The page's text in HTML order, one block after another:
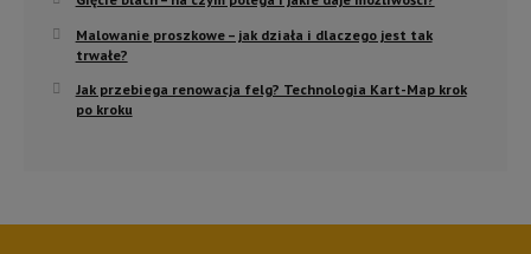
Malowanie proszkowe – jak działa i dlaczego jest tak
trwałe?
Jak przebiega renowacja felg? Technologia Kart-Map krok
po kroku